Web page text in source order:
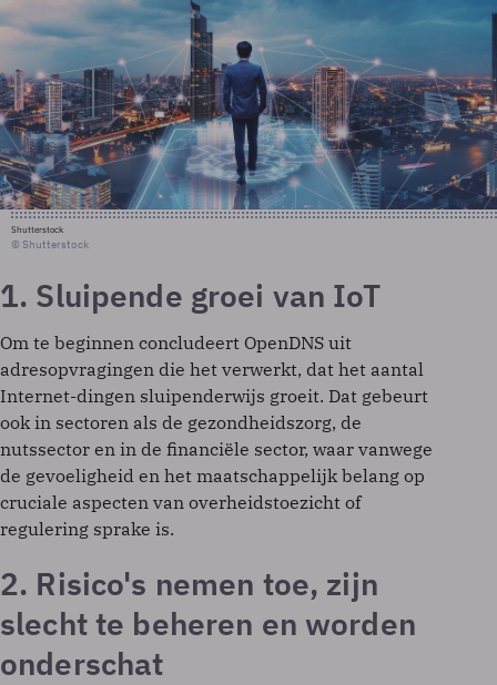
Shutterstock
© Shutterstock
1. Sluipende groei van IoT
Om te beginnen concludeert OpenDNS uit
adresopvragingen die het verwerkt, dat het aantal
Internet-dingen sluipenderwijs groeit. Dat gebeurt
ook in sectoren als de gezondheidszorg, de
nutssector en in de financiële sector, waar vanwege
de gevoeligheid en het maatschappelijk belang op
cruciale aspecten van overheidstoezicht of
regulering sprake is.
2. Risico's nemen toe, zijn
slecht te beheren en worden
onderschat